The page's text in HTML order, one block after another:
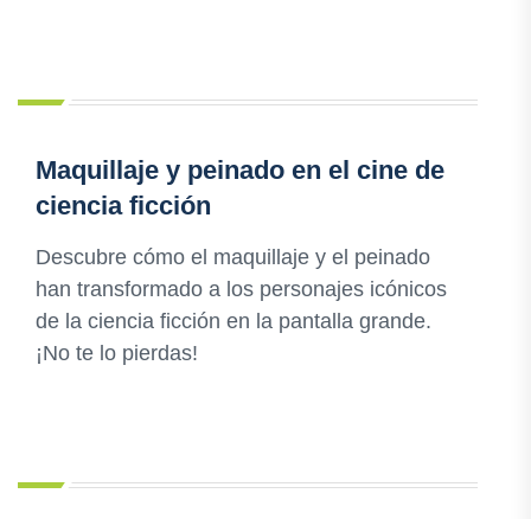
Maquillaje y peinado en el cine de
ciencia ficción
Descubre cómo el maquillaje y el peinado
han transformado a los personajes icónicos
de la ciencia ficción en la pantalla grande.
¡No te lo pierdas!